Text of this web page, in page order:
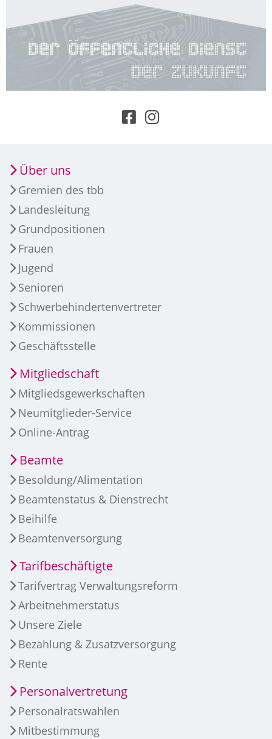
Über uns
Gremien des tbb
Landesleitung
Grundpositionen
Frauen
Jugend
Senioren
Schwerbehindertenvertreter
Kommissionen
Geschäftsstelle
Mitgliedschaft
Mitgliedsgewerkschaften
Neumitglieder-Service
Online-Antrag
Beamte
Besoldung/Alimentation
Beamtenstatus & Dienstrecht
Beihilfe
Beamtenversorgung
Tarifbeschäftigte
Tarifvertrag Verwaltungsreform
Arbeitnehmerstatus
Unsere Ziele
Bezahlung & Zusatzversorgung
Rente
Personalvertretung
Personalratswahlen
Mitbestimmung